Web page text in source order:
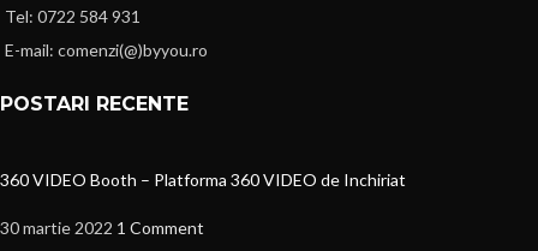
Tel: 0722 584 931
E-mail: comenzi(@)byyou.ro
POSTARI RECENTE
360 VIDEO Booth – Platforma 360 VIDEO de Inchiriat
30 martie 2022 1 Comment